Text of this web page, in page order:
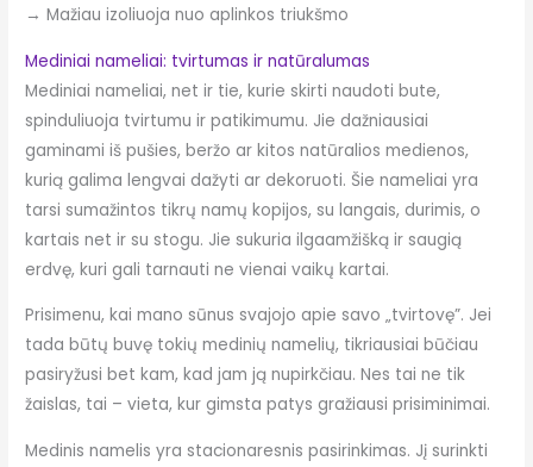
→ Mažiau izoliuoja nuo aplinkos triukšmo
Mediniai nameliai: tvirtumas ir natūralumas
Mediniai nameliai, net ir tie, kurie skirti naudoti bute,
spinduliuoja tvirtumu ir patikimumu. Jie dažniausiai
gaminami iš pušies, beržo ar kitos natūralios medienos,
kurią galima lengvai dažyti ar dekoruoti. Šie nameliai yra
tarsi sumažintos tikrų namų kopijos, su langais, durimis, o
kartais net ir su stogu. Jie sukuria ilgaamžišką ir saugią
erdvę, kuri gali tarnauti ne vienai vaikų kartai.
Prisimenu, kai mano sūnus svajojo apie savo „tvirtovę”. Jei
tada būtų buvę tokių medinių namelių, tikriausiai būčiau
pasiryžusi bet kam, kad jam ją nupirkčiau. Nes tai ne tik
žaislas, tai – vieta, kur gimsta patys gražiausi prisiminimai.
Medinis namelis yra stacionaresnis pasirinkimas. Jį surinkti